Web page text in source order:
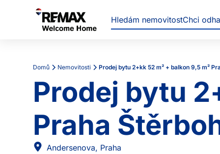
Hledám nemovitostChci
Domů Nemovitosti
Prodej bytu
Praha
Andersenova, Praha